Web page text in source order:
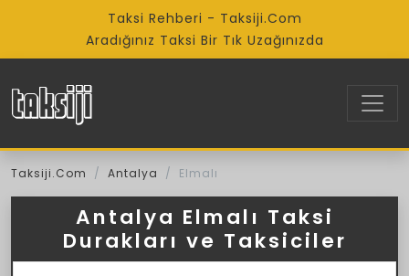
Taksi Rehberi - Taksiji.Com
Aradığınız Taksi Bir Tık Uzağınızda
Taksiji.Com Antalya Elmalı
Antalya Elmalı Taksi
Durakları ve Taksiciler